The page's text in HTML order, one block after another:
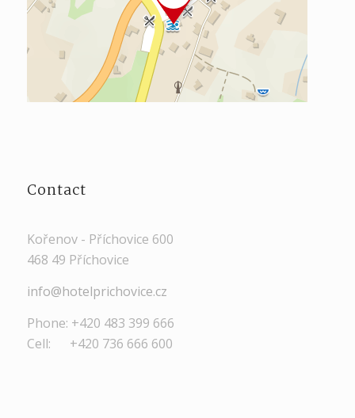
Contact
Kořenov - Příchovice 600
468 49 Příchovice
info@hotelprichovice.cz
Phone: +420 483 399 666
Cell: +420 736 666 600